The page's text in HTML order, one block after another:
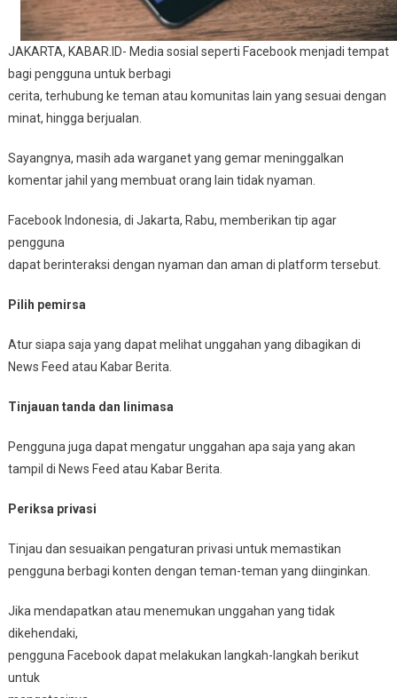
JAKARTA, KABAR.ID- Media sosial seperti Facebook menjadi tempat
bagi pengguna untuk berbagi
cerita, terhubung ke teman atau komunitas lain yang sesuai dengan
minat, hingga berjualan.
Sayangnya, masih ada warganet yang gemar meninggalkan
komentar jahil yang membuat orang lain tidak nyaman.
Facebook Indonesia, di Jakarta, Rabu, memberikan tip agar
pengguna
dapat berinteraksi dengan nyaman dan aman di platform tersebut.
Pilih pemirsa
Atur siapa saja yang dapat melihat unggahan yang dibagikan di
News Feed atau Kabar Berita.
Tinjauan tanda dan linimasa
Pengguna juga dapat mengatur unggahan apa saja yang akan
tampil di News Feed atau Kabar Berita.
Periksa privasi
Tinjau dan sesuaikan pengaturan privasi untuk memastikan
pengguna berbagi konten dengan teman-teman yang diinginkan.
Jika mendapatkan atau menemukan unggahan yang tidak
dikehendaki,
pengguna Facebook dapat melakukan langkah-langkah berikut
untuk